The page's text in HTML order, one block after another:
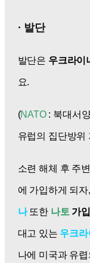
· 발단
발단은 우크라이
요.
(NATO: 북대서
유럽의 집단방위
소련 해체 후 주
에 가입하게 되
나 또한 나토 가
대고 있는 우크
나에 미국과 유